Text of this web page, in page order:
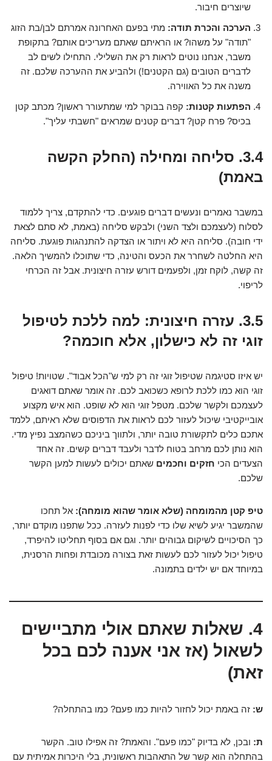
שיוצרים חיבור.
הערכה והכרת תודה: מתי בפעם האחרונה אמרתם לבן/בת הזוג
"תודה" על משהו? או הראיתם שאתם מעריכים אותם? בתקופת
משבר, אנחנו נוטים לראות רק את השלילי. התחילו לשים לב
לדברים הטובים (גם הקטנים!) ולהביע את ההערכה שלכם. זה
משנה את כל האווירה.
הפתעות קטנות: קפה בבוקר למי שמתעורר ראשון? מכתב קטן
בכיס? פרח קטן? דברים קטנים שמראים "חשבתי עליך".
3.4. סליחה ומחילה (החלק הקשה
באמת)
במשבר נאמרים ונעשים דברים פוגעים. כדי להתקדם, צריך ללמוד
לסלוח (לעצמכם ולצד השני) ולבקש סליחה (באמת, לא סתם לצאת
ידי חובה). סליחה היא לא ויתור או הצדקה להתנהגות פוגעת. סליחה
היא החלטה לשחרר את הכעס והטינה, כדי שתוכלו להמשיך הלאה.
זה קשה, לוקח זמן, ולפעמים דורש עזרה חיצונית. אבל זה הכרחי
לריפוי.
3.5. עזרה חיצונית: למה ללכת לטיפול
זוגי זה לא כישלון, אלא חוכמה?
יש איזו סטיגמה שטיפול זוגי זה רק למי ש"הכל אבוד". שטויות! טיפול
זוגי הוא כמו ללכת לרופא כשכואב לכם. זה אומר שאתם דואגים
לעצמכם ולקשר שלכם. מטפל זוגי הוא לא שופט. הוא איש מקצוע
אובייקטיבי שיכול לעזור לכם לראות את הדפוסים שלא ראיתם, ללמד
אתכם כלים לתקשורת טובה יותר, ולתווך ביניכם כשהמצב נפיץ מדי.
הוא נותן לכם מרחב בטוח לדבר ולעבד דברים קשים. זה אחד
הצעדים הכי חזקים וחכמים שאתם יכולים לעשות למען הקשר
שלכם.
טיפ קטן מהמומחה (שלא אומר שהוא מומחה): אל תחכו
שהמשבר יגיע לשיא שלו כדי לפנות לעזרה. ככל שתפנו מוקדם יותר,
כך הסיכויים לשיקום גבוהים יותר. וגם אם בסוף תחליטו להיפרד,
טיפול יכול לעזור לכם לעשות זאת בצורה מכובדת ופחות הרסנית,
במיוחד אם יש ילדים בתמונה.
4. שאלות שאתם אולי מתביישים
לשאול (אז אני אענה לכם בכל
זאת)
ש: זה באמת יכול לחזור להיות כמו פעם? כמו בהתחלה?
ת: ובכן, לא בדיוק "כמו פעם". והאמת? זה אפילו טוב. הקשר
בהתחלה הוא קשר של התאהבות ראשונית, בלי היכרות אמיתית עם